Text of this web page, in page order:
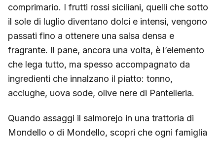
comprimario. I frutti rossi siciliani, quelli che sotto
il sole di luglio diventano dolci e intensi, vengono
passati fino a ottenere una salsa densa e
fragrante. Il pane, ancora una volta, è l’elemento
che lega tutto, ma spesso accompagnato da
ingredienti che innalzano il piatto: tonno,
acciughe, uova sode, olive nere di Pantelleria.
Quando assaggi il salmorejo in una trattoria di
Mondello o di Mondello, scopri che ogni famiglia